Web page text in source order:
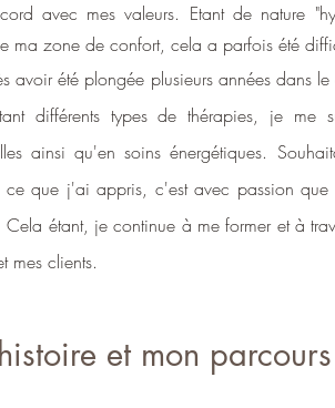
avec mes valeurs. Etant de nature
ma zone de confort, cela a parfois été
avoir été plongée plusieurs années dans
différents types de thérapies, je
ainsi qu'en soins énergétiques.
ce que j'ai appris, c'est avec passion
Cela étant, je continue à me former et à
mes clients.
et mon parcours